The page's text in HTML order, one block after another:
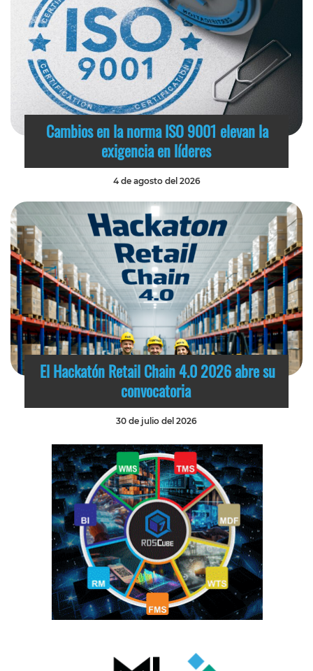
Cambios en la norma ISO 9001 elevan la
exigencia en líderes
4 de agosto del 2026
El Hackatón Retail Chain 4.0 2026 abre su
convocatoria
30 de julio del 2026